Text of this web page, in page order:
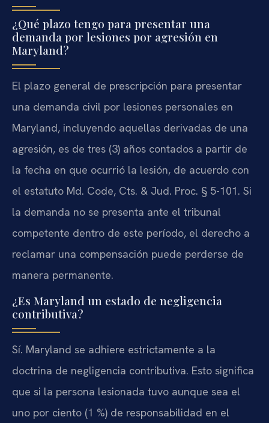
¿Qué plazo tengo para presentar una
demanda por lesiones por agresión en
Maryland?
El plazo general de prescripción para presentar
una demanda civil por lesiones personales en
Maryland, incluyendo aquellas derivadas de una
agresión, es de tres (3) años contados a partir de
la fecha en que ocurrió la lesión, de acuerdo con
el estatuto Md. Code, Cts. & Jud. Proc. § 5-101. Si
la demanda no se presenta ante el tribunal
competente dentro de este período, el derecho a
reclamar una compensación puede perderse de
manera permanente.
¿Es Maryland un estado de negligencia
contributiva?
Sí. Maryland se adhiere estrictamente a la
doctrina de negligencia contributiva. Esto significa
que si la persona lesionada tuvo aunque sea el
uno por ciento (1 %) de responsabilidad en el